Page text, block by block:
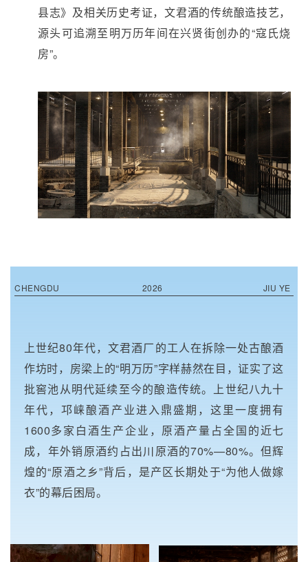
县志》及相关历史考证，文君酒的传统酿造技艺，
源头可追溯至明万历年间在兴贤街创办的“寇氏烧
房”。
CHENGDU 2026 JIU YE
上世纪80年代，文君酒厂的工人在拆除一处古酿酒
作坊时，房梁上的“明万历”字样赫然在目，证实了这
批窖池从明代延续至今的酿造传统。上世纪八九十
年代，邛崃酿酒产业进入鼎盛期，这里一度拥有
1600多家白酒生产企业，原酒产量占全国的近七
成，年外销原酒约占出川原酒的70%—80%。但辉
煌的“原酒之乡”背后，是产区长期处于“为他人做嫁
衣”的幕后困局。